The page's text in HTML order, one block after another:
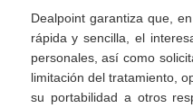
Dealpoint garantiza que,
rápida y sencilla, el
personales, así como
limitación del tratamiento,
su portabilidad a otros